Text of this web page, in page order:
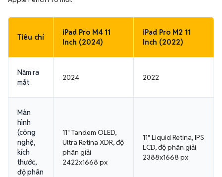
Tiêu chí
iPad Pro M4 11
Inch (2024)
iPad Pro M2 11
Inch (2022)
Năm ra
mắt
2024 2022
Màn
hình
(công
nghệ,
kích
thước,
độ phân
11" Tandem OLED,
Ultra Retina XDR, độ
phân giải
2422x1668 px
11" Liquid Retina, IPS
LCD, độ phân giải
2388x1668 px